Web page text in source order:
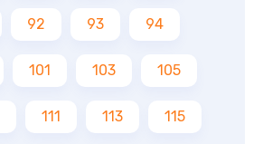
92 93 94
101 103 105
111 113 115